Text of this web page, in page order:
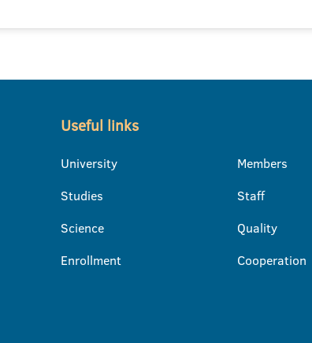
Useful links
University
Studies
Science
Enrollment
Members
Staff
Quality
Cooperation